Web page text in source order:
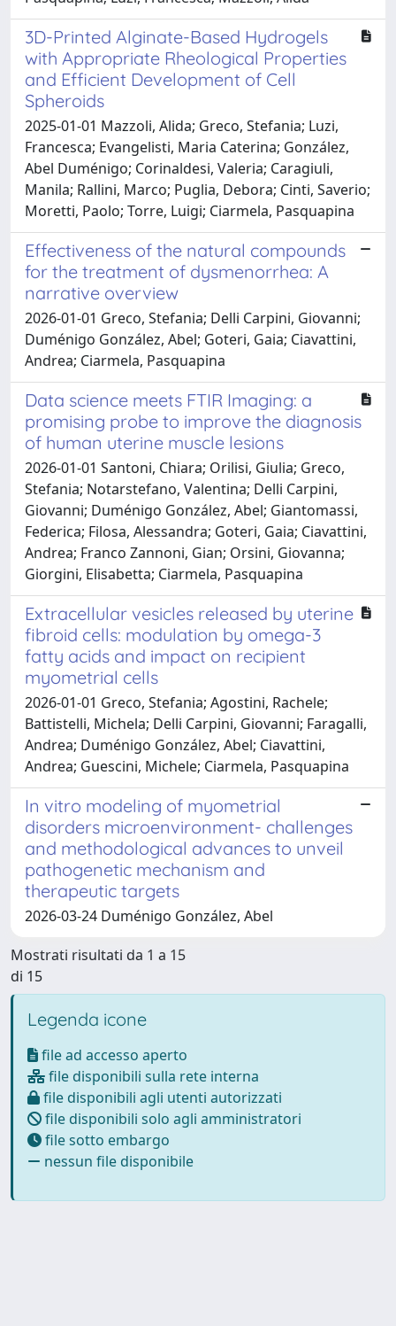
3D-Printed Alginate-Based Hydrogels
with Appropriate Rheological Properties
and Efficient Development of Cell
Spheroids
2025-01-01 Mazzoli, Alida; Greco, Stefania; Luzi,
Francesca; Evangelisti, Maria Caterina; González,
Abel Duménigo; Corinaldesi, Valeria; Caragiuli,
Manila; Rallini, Marco; Puglia, Debora; Cinti, Saverio;
Moretti, Paolo; Torre, Luigi; Ciarmela, Pasquapina
Effectiveness of the natural compounds
for the treatment of dysmenorrhea: A
narrative overview
2026-01-01 Greco, Stefania; Delli Carpini, Giovanni;
Duménigo González, Abel; Goteri, Gaia; Ciavattini,
Andrea; Ciarmela, Pasquapina
Data science meets FTIR Imaging: a
promising probe to improve the diagnosis
of human uterine muscle lesions
2026-01-01 Santoni, Chiara; Orilisi, Giulia; Greco,
Stefania; Notarstefano, Valentina; Delli Carpini,
Giovanni; Duménigo González, Abel; Giantomassi,
Federica; Filosa, Alessandra; Goteri, Gaia; Ciavattini,
Andrea; Franco Zannoni, Gian; Orsini, Giovanna;
Giorgini, Elisabetta; Ciarmela, Pasquapina
Extracellular vesicles released by uterine
fibroid cells: modulation by omega-3
fatty acids and impact on recipient
myometrial cells
2026-01-01 Greco, Stefania; Agostini, Rachele;
Battistelli, Michela; Delli Carpini, Giovanni; Faragalli,
Andrea; Duménigo González, Abel; Ciavattini,
Andrea; Guescini, Michele; Ciarmela, Pasquapina
In vitro modeling of myometrial
disorders microenvironment- challenges
and methodological advances to unveil
pathogenetic mechanism and
therapeutic targets
2026-03-24 Duménigo González, Abel
Mostrati risultati da 1 a 15
di 15
Legenda icone
file ad accesso aperto
file disponibili sulla rete interna
file disponibili agli utenti autorizzati
file disponibili solo agli amministratori
file sotto embargo
nessun file disponibile